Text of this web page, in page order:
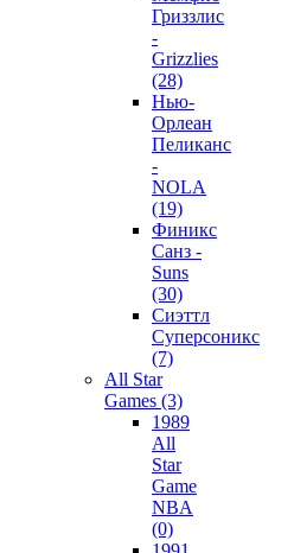
Гриззлис
-
Grizzlies
(28)
Нью-
Орлеан
Пеликанс
-
NOLA
(19)
Финикс
Санз -
Suns
(30)
Сиэттл
Суперсоникс
(7)
All Star
Games (3)
1989
All
Star
Game
NBA
(0)